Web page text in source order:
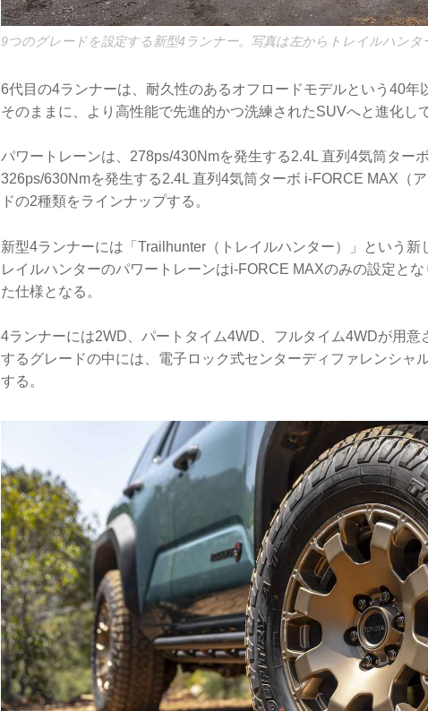
9つのグレードを設定する新型4ランナー。写真は左からトレイルハンタ
6代目の4ランナーは、耐久性のあるオフロードモデルという40年
そのままに、より高性能で先進的かつ洗練されたSUVへと進化し
パワートレーンは、278ps/430Nmを発生する2.4L 直列4気筒ター
326ps/630Nmを発生する2.4L 直列4気筒ターボ i-FORCE MAX（
ドの2種類をラインナップする。
新型4ランナーには「Trailhunter（トレイルハンター）」という新
レイルハンターのパワートレーンはi-FORCE MAXのみの設定と
た仕様となる。
4ランナーには2WD、パートタイム4WD、フルタイム4WDが用
するグレードの中には、電子ロック式センターディファレンシャ
する。